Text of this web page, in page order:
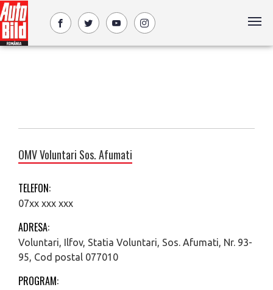
OMV Voluntari Sos. Afumati
TELEFON:
07xx xxx xxx
ADRESA:
Voluntari, Ilfov, Statia Voluntari, Sos. Afumati, Nr. 93-
95, Cod postal 077010
PROGRAM: